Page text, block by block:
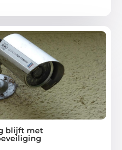
blijft met